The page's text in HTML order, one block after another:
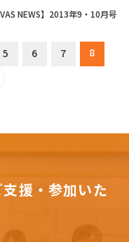
NEWS】2013年9・10月号
5 6 7
8
支援・参加いた